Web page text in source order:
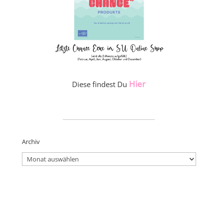
Diese findest Du Hier
Archiv
Archiv